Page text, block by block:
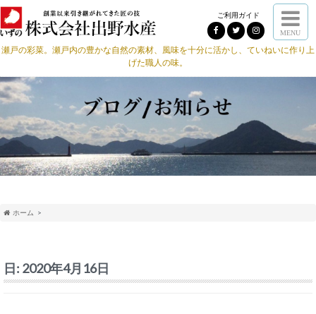
ご利用ガイド
MENU
瀬戸の彩菜。瀬戸内の豊かな自然の素材、風味を十分に活かし、ていねいに作り上
げた職人の味。
ホーム
日: 2020年4月16日